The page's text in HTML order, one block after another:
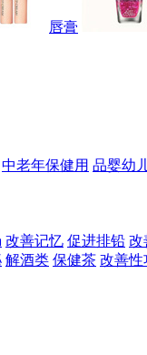
唇膏
中老年保健用 品婴幼
改善记忆 促进排铅 改
解酒类 保健茶 改善性